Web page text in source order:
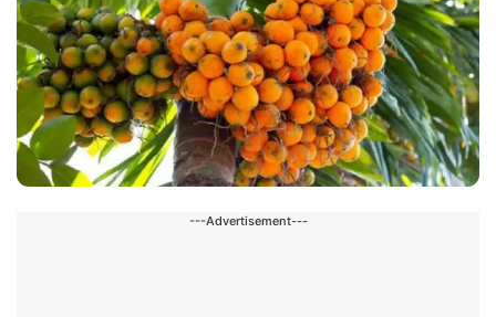
---Advertisement---